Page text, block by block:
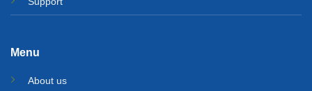
Menu
About us